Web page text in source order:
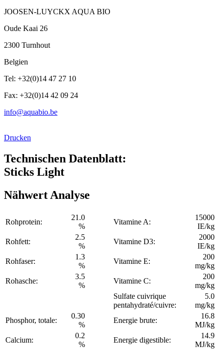
JOOSEN-LUYCKX AQUA BIO
Oude Kaai 26
2300 Turnhout
Belgien
Tel: +32(0)14 47 27 10
Fax: +32(0)14 42 09 24
info@aquabio.be
Drucken
Technischen Datenblatt:
Sticks Light
Nähwert Analyse
Rohprotein:
21.0
%
Vitamine A:
15000
IE/kg
Rohfett:
2.5
%
Vitamine D3:
2000
IE/kg
Rohfaser:
1.3
%
Vitamine E:
200
mg/kg
Rohasche:
3.5
%
Vitamine C:
200
mg/kg
Sulfate cuivrique
pentahydraté/cuivre:
5.0
mg/kg
Phosphor, totale:
0.30
%
Energie brute:
16.8
MJ/kg
Calcium:
0.2
%
Energie digestible:
14.9
MJ/kg